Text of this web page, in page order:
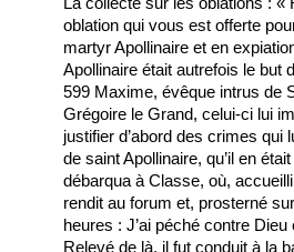
oblation qui vous est offerte
martyr Apollinaire et en
Apollinaire était autrefois le but
599 Maxime, évêque intrus de
Grégoire le Grand, celui-ci lui
justifier d’abord des crimes
de saint Apollinaire, qu’il en
débarqua à Classe, où,
rendit au forum et, prosterné
heures : J’ai péché contre
Relevé de là, il fut conduit à la